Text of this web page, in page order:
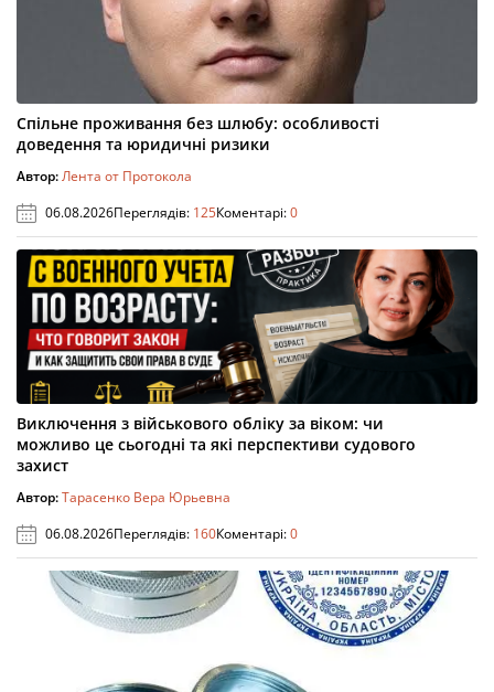
Спільне проживання без шлюбу: особливості
доведення та юридичні ризики
Автор:Лента от Протокола
06.08.2026Переглядів: 125Коментарі:0
Виключення з військового обліку за віком: чи
можливо це сьогодні та які перспективи судового
захист
Автор:Тарасенко Вера Юрьевна
06.08.2026Переглядів: 160Коментарі:0